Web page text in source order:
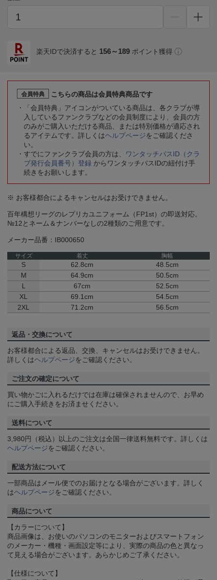
楽天IDで決済すると 156～189 ポイント獲得
会員特典
こちらの商品は会員特典商品です
「会員特典」アイコンがついている商品は、各クラブが導
入しているファンクラブなどの会員制度により、会員の方
のみがご購入いただける商品、または特別価格が適応され
るアイテムです。詳しくはヘルプページをご確認くださ
い。
すでにファンクラブ会員の方は、
ワンタッチパスID（クラ
ブ発行会員番号）登録 からワンタッチパスIDの紐付け手
続きをお願いします。
※ お客様都合によるキャンセルはお受けできません。
百年構想リーグのレプリカユニフォーム（FP1st）の即送対応。
№12とネーム＆ナンバーなしの2種類のご用意です。
メーカー品番：IB000650
サイズ 着丈 胸幅
S 62.8cm
48.5cm
M
64.9cm
50.5cm
L
67cm
52.5cm
XL
69.1cm
54.5cm
2XL
71.2cm 56.5cm
返品・交換について
お客様都合による返品、交換、キャンセルはお受けできません。
詳しくはヘルプページをご確認ください。
ご注文の確定について
買い物かごに入れるだけでは在庫は確保されませんので、お早め
にご購入手続きをお済ませください。
送料について
3,980円（税込）以上のご注文は全国一律送料無料です。詳しくは
ヘルプページをご確認ください。
配送方法について
一部商品はメール便でのお届けとなる場合がございます。詳しく
はヘルプページをご確認ください。
商品について
【カラーについて】
商品画像は、お使いのパソコンのモニターおよびスマートフォン
のメーカー・機種・画面設定等により、実際の商品の色と異なっ
て見える場合がございます。あらかじめご了承ください。
【仕様について】